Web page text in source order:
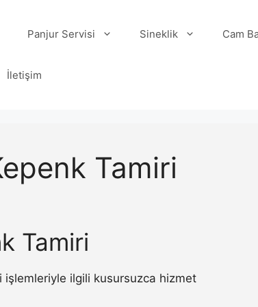
Panjur Servisi Sineklik Cam
İletişim
Tamiri
Tamiri
işlemleriyle ilgili kusursuzca hizmet